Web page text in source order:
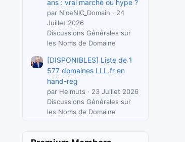
ans : vrai marché ou hype ?
par NiceNIC_Domain
24
Juillet 2026
Discussions Générales sur
les Noms de Domaine
[DISPONIBLES] Liste de 1
577 domaines LLL.fr en
hand-reg
par Helmuts
23 Juillet 2026
Discussions Générales sur
les Noms de Domaine